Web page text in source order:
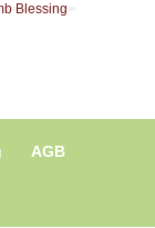
Blessing
AGB